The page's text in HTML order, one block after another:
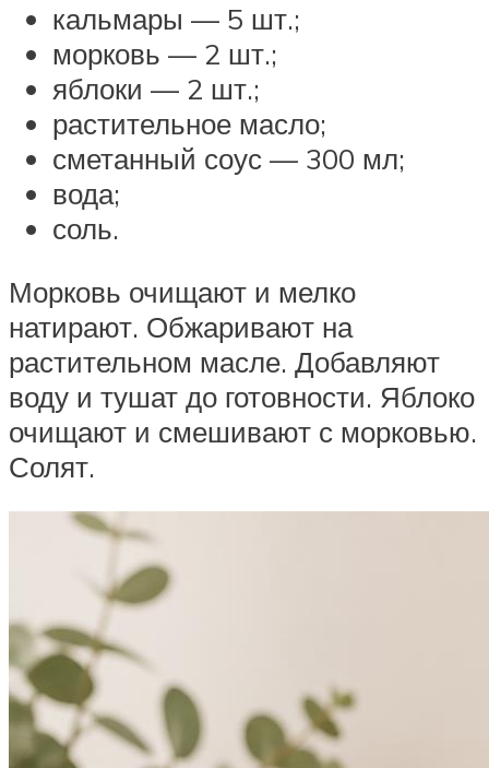
кальмары — 5 шт.;
морковь — 2 шт.;
яблоки — 2 шт.;
растительное масло;
сметанный соус — 300 мл;
вода;
соль.
Морковь очищают и мелко
натирают. Обжаривают на
растительном масле. Добавляют
воду и тушат до готовности. Яблоко
очищают и смешивают с морковью.
Солят.